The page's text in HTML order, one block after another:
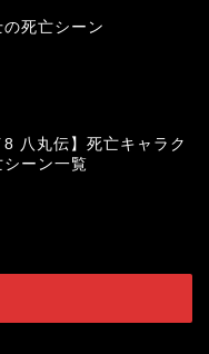
死亡シーン
8 八丸伝】死亡キャラク
シーン一覧